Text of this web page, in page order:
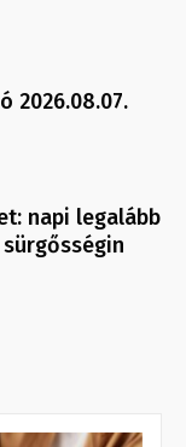
2026.08.07.
napi legalább